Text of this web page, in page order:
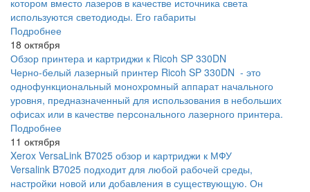
котором вместо лазеров в качестве источника света
используются светодиоды. Его габариты
Подробнее
18 октября
Обзор принтера и картриджи к Ricoh SP 330DN
Черно-белый лазерный принтер Ricoh SP 330DN - это
однофункциональный монохромный аппарат начального
уровня, предназначенный для использования в небольших
офисах или в качестве персонального лазерного принтера.
Подробнее
11 октября
Xerox VersaLink B7025 обзор и картриджи к МФУ
Versalink B7025 подходит для любой рабочей среды,
настройки новой или добавления в существующую. Он